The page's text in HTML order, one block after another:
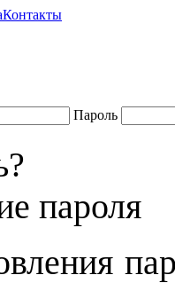
Контакты
Пароль
пароля